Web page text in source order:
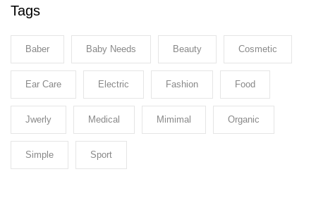
Tags
Baber Baby Needs Beauty Cosmetic
Ear Care Electric Fashion Food
Jwerly Medical Mimimal Organic
Simple Sport